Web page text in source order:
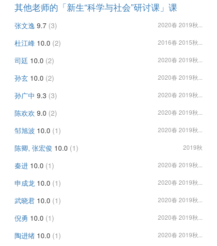
其他老师的「新生“科学与社会”研讨课」课
张文逸 9.7 (3) 2020春 2019秋...
杜江峰 10.0 (2) 2016春 2015秋...
司廷 10.0 (2) 2020春 2019秋...
孙玄 10.0 (2) 2020春 2019秋...
孙广中 9.3 (3) 2020春 2019秋...
陈欢欢 9.0 (2) 2020春 2019秋...
邹旭波 10.0 (1) 2020春 2019秋...
陈卿, 张宏俊 10.0 (1) 2019秋
秦进 10.0 (1) 2020春 2019秋...
申成龙 10.0 (1) 2020春 2019秋...
武晓君 10.0 (1) 2020春 2019秋...
倪勇 10.0 (1) 2020春 2019秋...
陶进绪 10.0 (1) 2020春 2019秋...